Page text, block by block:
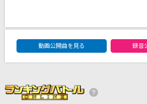
緞帳を上げてくれ！
地球防衛団
DAM★ともボーカルエントリーラ
動画公開曲を見る
録音